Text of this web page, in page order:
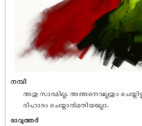
നമ്പി
അതു സാരമില്ല. അങ്ങനെവല്ലതും
രിഹാരം ചെയ്താൽമതിയല്ലോ.
രാവുത്തർ